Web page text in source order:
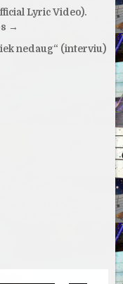
Lyric Video).
→
nedaug“ (interviu)